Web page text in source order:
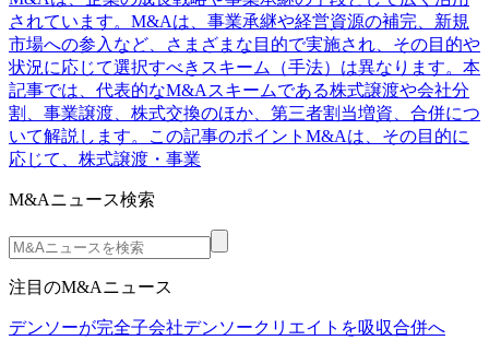
されています。M&Aは、事業承継や経営資源の補完、新規
市場への参入など、さまざまな目的で実施され、その目的や
状況に応じて選択すべきスキーム（手法）は異なります。本
記事では、代表的なM&Aスキームである株式譲渡や会社分
割、事業譲渡、株式交換のほか、第三者割当増資、合併につ
いて解説します。この記事のポイントM&Aは、その目的に
応じて、株式譲渡・事業
M&Aニュース検索
注目のM&Aニュース
デンソーが完全子会社デンソークリエイトを吸収合併へ